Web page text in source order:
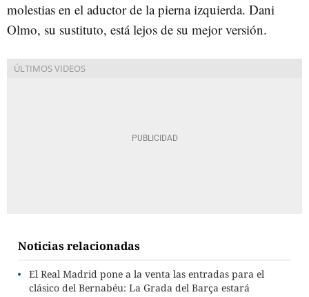
molestias en el aductor de la pierna izquierda. Dani
Olmo, su sustituto, está lejos de su mejor versión.
Noticias relacionadas
El Real Madrid pone a la venta las entradas para el
clásico del Bernabéu: La Grada del Barça estará